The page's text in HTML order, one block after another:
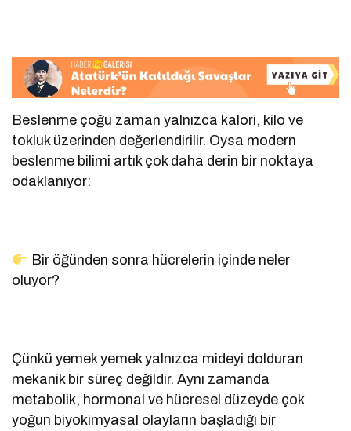
Beslenme çoğu zaman yalnızca kalori, kilo ve
tokluk üzerinden değerlendirilir. Oysa modern
beslenme bilimi artık çok daha derin bir noktaya
odaklanıyor:
Bir öğünden sonra hücrelerin içinde neler
oluyor?
Çünkü yemek yemek yalnızca mideyi dolduran
mekanik bir süreç değildir. Aynı zamanda
metabolik, hormonal ve hücresel düzeyde çok
yoğun biyokimyasal olayların başladığı bir